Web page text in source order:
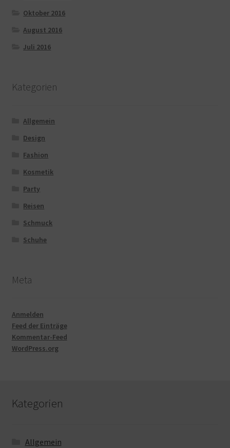
Oktober 2016
August 2016
Juli 2016
Kategorien
Allgemein
Design
Fashion
Kosmetik
Party
Reisen
Schmuck
Schuhe
Meta
Anmelden
Feed der Einträge
Kommentar-Feed
WordPress.org
Kategorien
Allgemein